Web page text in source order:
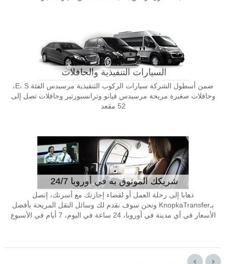
السيارات التنفيذية والحافلات
ضمن أسطول الشركة سيارات الركوب التنفيذية مرسيدس الفئة E، S،
وحافلات صغيرة مريحة مرسيدس فيانو وترانسبورتير وحافلات تصل إلى
52 مقعد
شريكك الموثوق به في أوروبا 24/7
ذهابا إلى رحلة العمل أو لقضاء إجازتك مع أسرتك، إتصل
بـKnopkaTransfer ونحن سوف نقدم لك وسائل النقل المريحة بأفضل
الأسعار في أي مدينة في أوروبا، 24 ساعة في اليوم، 7 أيام في الأسبوع